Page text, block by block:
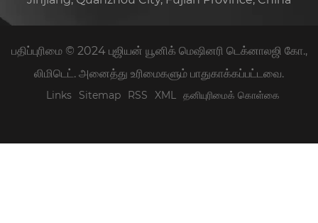
பதிப்புரிமை © 2024 புஜியன் யூனிக் மெஷினரி டெக்னாலஜி கோ.,
லிமிடெட். அனைத்து உரிமைகளும் பாதுகாக்கப்பட்டவை.
Links Sitemap RSS XML தனியுரிமைக் கொள்கை